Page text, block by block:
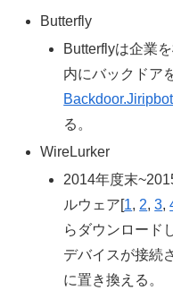
Butterfly
Butterflyは企業
内にバックドア
Backdoor.Jiripbot
る。
WireLurker
2014年度末
ルウェア[1, 2,3,
らダウンロード
デバイスが接続
に置き換える。